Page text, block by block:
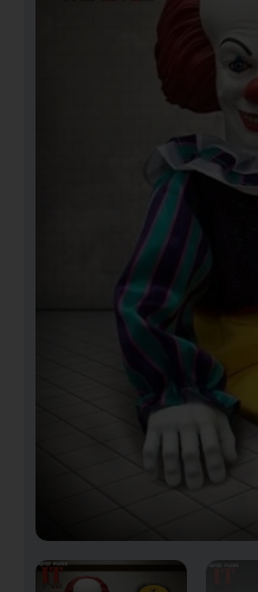
The Adam Projects
Notebooks
Video Games فيديو
علي بحر ـ فرقة الإخوة
عروض خاصه 750 فلس
BACK TO SCHOOL العودة
1 KD Stickers ستيكرات
Decoration ديكور
لوحات فوركس